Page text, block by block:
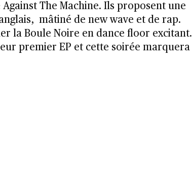
Against The Machine. Ils proposent une
mâtiné de new wave et de rap.
la Boule Noire en dance floor excitant.
premier EP et cette soirée marquera